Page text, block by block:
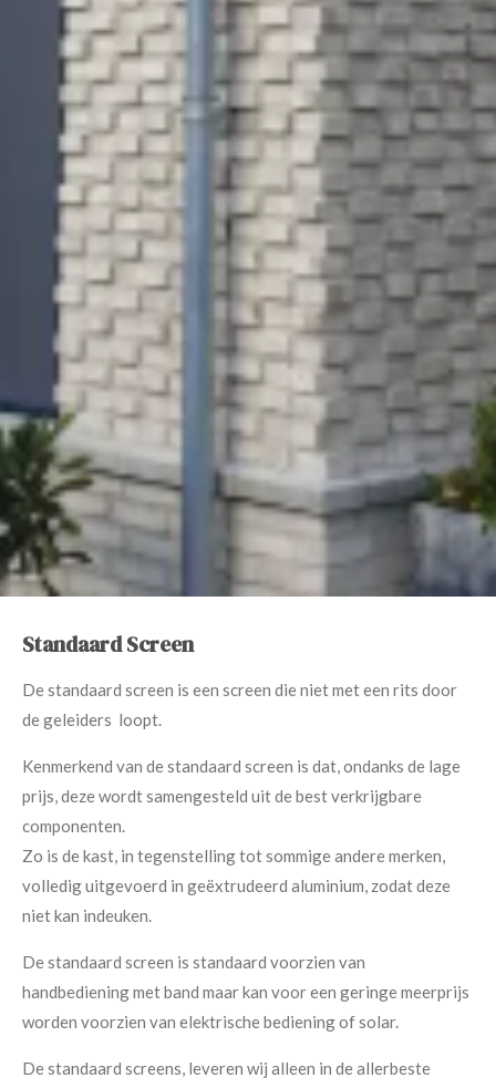
Standaard Screen
De standaard screen is een screen die niet met een rits door
de geleiders loopt.
Kenmerkend van de standaard screen is dat, ondanks de lage
prijs, deze wordt samengesteld uit de best verkrijgbare
componenten.
Zo is de kast, in tegenstelling tot sommige andere merken,
volledig uitgevoerd in geëxtrudeerd aluminium, zodat deze
niet kan indeuken.
De standaard screen is standaard voorzien van
handbediening met band maar kan voor een geringe meerprijs
worden voorzien van elektrische bediening of solar.
De standaard screens, leveren wij alleen in de allerbeste